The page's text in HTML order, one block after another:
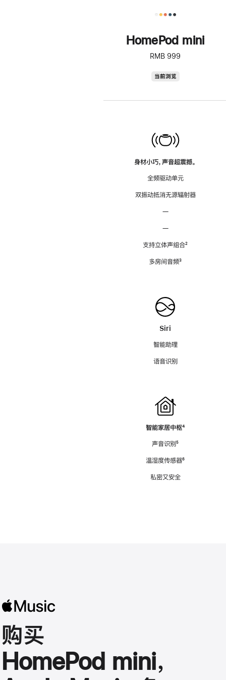
HomePod mini
RMB 999
当前浏览
身材小巧，声音超震撼。
全频驱动单元
双振动抵消无源辐射器
—
—
支持立体声组合脚
²
多房间音频脚
³
Siri
智能助理
语音识别
智能家居中枢脚
⁴
声音识别脚
⁵
温湿度传感器脚
⁶
私密又安全
购买
HomePod mini，